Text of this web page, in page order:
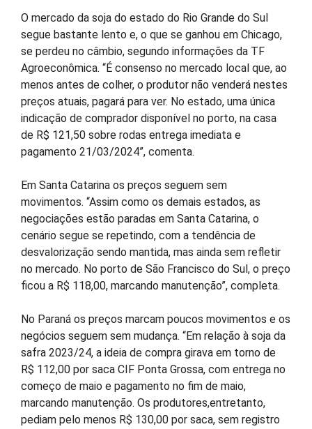
O mercado da soja do estado do Rio Grande do Sul
segue bastante lento e, o que se ganhou em Chicago,
se perdeu no câmbio, segundo informações da TF
Agroeconômica. “É consenso no mercado local que, ao
menos antes de colher, o produtor não venderá nestes
preços atuais, pagará para ver. No estado, uma única
indicação de comprador disponível no porto, na casa
de R$ 121,50 sobre rodas entrega imediata e
pagamento 21/03/2024”, comenta.
Em Santa Catarina os preços seguem sem
movimentos. “Assim como os demais estados, as
negociações estão paradas em Santa Catarina, o
cenário segue se repetindo, com a tendência de
desvalorização sendo mantida, mas ainda sem refletir
no mercado. No porto de São Francisco do Sul, o preço
ficou a R$ 118,00, marcando manutenção”, completa.
No Paraná os preços marcam poucos movimentos e os
negócios seguem sem mudança. “Em relação à soja da
safra 2023/24, a ideia de compra girava em torno de
R$ 112,00 por saca CIF Ponta Grossa, com entrega no
começo de maio e pagamento no fim de maio,
marcando manutenção. Os produtores,entretanto,
pediam pelo menos R$ 130,00 por saca, sem registro